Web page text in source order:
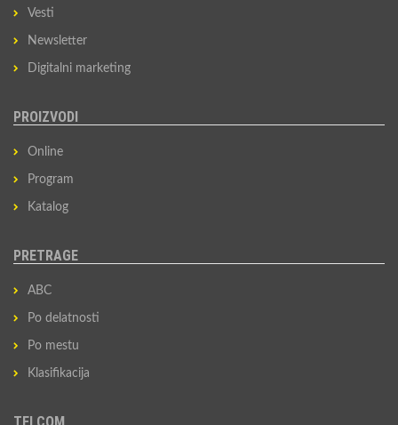
Vesti
Newsletter
Digitalni marketing
PROIZVODI
Online
Program
Katalog
PRETRAGE
ABC
Po delatnosti
Po mestu
Klasifikacija